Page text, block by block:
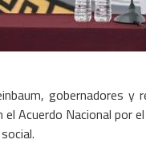
gobernadores
Acuerdo Nacional por